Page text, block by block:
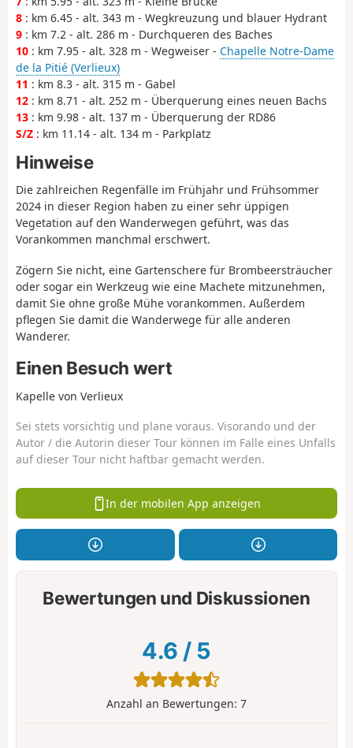
8 : km 6.45 - alt. 343 m - Wegkreuzung und blauer Hydrant
9 : km 7.2 - alt. 286 m - Durchqueren des Baches
10 : km 7.95 - alt. 328 m - Wegweiser - Chapelle Notre-Dame
de la Pitié (Verlieux)
11 : km 8.3 - alt. 315 m - Gabel
12 : km 8.71 - alt. 252 m - Überquerung eines neuen Bachs
13 : km 9.98 - alt. 137 m - Überquerung der RD86
S/Z : km 11.14 - alt. 134 m - Parkplatz
Hinweise
Die zahlreichen Regenfälle im Frühjahr und Frühsommer
2024 in dieser Region haben zu einer sehr üppigen
Vegetation auf den Wanderwegen geführt, was das
Vorankommen manchmal erschwert.
Zögern Sie nicht, eine Gartenschere für Brombeersträucher
oder sogar ein Werkzeug wie eine Machete mitzunehmen,
damit Sie ohne große Mühe vorankommen. Außerdem
pflegen Sie damit die Wanderwege für alle anderen
Wanderer.
Einen Besuch wert
Kapelle von Verlieux
Sei stets vorsichtig und plane voraus. Visorando und der
Autor / die Autorin dieser Tour können im Falle eines Unfalls
auf dieser Tour nicht haftbar gemacht werden.
In der mobilen App anzeigen
Bewertungen und Diskussionen
4.6 / 5
Anzahl an Bewertungen: 7